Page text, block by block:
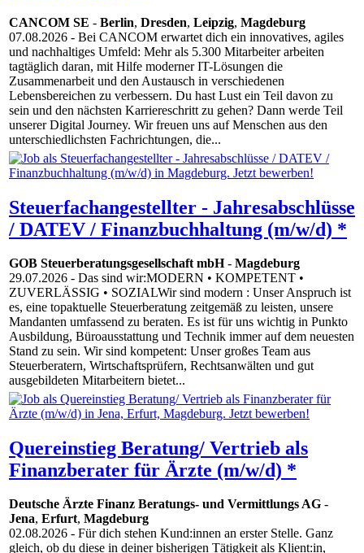
CANCOM SE - Berlin, Dresden, Leipzig, Magdeburg
07.08.2026 - Bei CANCOM erwartet dich ein innovatives, agiles
und nachhaltiges Umfeld: Mehr als 5.300 Mitarbeiter arbeiten
tagtäglich daran, mit Hilfe moderner IT-Lösungen die
Zusammenarbeit und den Austausch in verschiedenen
Lebensbereichen zu verbessern. Du hast Lust ein Teil davon zu
sein und den nächsten Karriereschritt zu gehen? Dann werde Teil
unserer Digital Journey. Wir freuen uns auf Menschen aus den
unterschiedlichsten Fachrichtungen, die...
Steuerfachangestellter - Jahresabschlüsse
/ DATEV / Finanzbuchhaltung (m/w/d) *
GOB Steuerberatungsgesellschaft mbH- Magdeburg
29.07.2026 - Das sind wir:MODERN • KOMPETENT •
ZUVERLÄSSIG • SOZIALWir sind modern : Unser Anspruch ist
es, eine topaktuelle Steuerberatung zeitgemäß zu leisten, unsere
Mandanten umfassend zu beraten. Es ist für uns wichtig in Punkto
Ausbildung, Büroausstattung und Technik immer auf dem neuesten
Stand zu sein. Wir sind kompetent: Unser großes Team aus
Steuerberatern, Wirtschaftsprüfern, Rechtsanwälten und gut
ausgebildeten Mitarbeitern bietet...
Quereinstieg Beratung/ Vertrieb als
Finanzberater für Ärzte (m/w/d) *
Deutsche Ärzte Finanz Beratungs- und Vermittlungs AG -
Jena, Erfurt, Magdeburg
02.08.2026 - Für dich stehen Kund:innen an erster Stelle. Ganz
gleich, ob du diese in deiner bisherigen Tätigkeit als Klient:in,